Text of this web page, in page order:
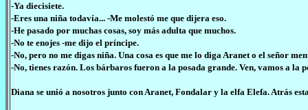
-Ya diecisiete.
-Eres una niña todavía... -Me molestó me que dijera eso.
-He pasado por muchas cosas, soy más adulta que muchos.
-No te enojes -me dijo el príncipe.
-No, pero no me digas niña. Una cosa es que me lo diga Aranet o el señor
-No, tienes razón. Los bárbaros fueron a la posada grande. Ven, vamos a la
Diana se unió a nosotros junto con Aranet, Fondalar y la elfa Elefa. Atrás